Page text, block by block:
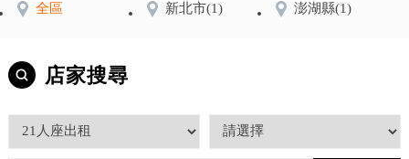
全區 新北市(1) 澎湖縣(1)
店家搜尋